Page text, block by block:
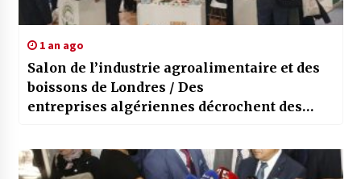
1 an ago
Salon de l’industrie agroalimentaire et des
boissons de Londres / Des
entreprises algériennes décrochent des